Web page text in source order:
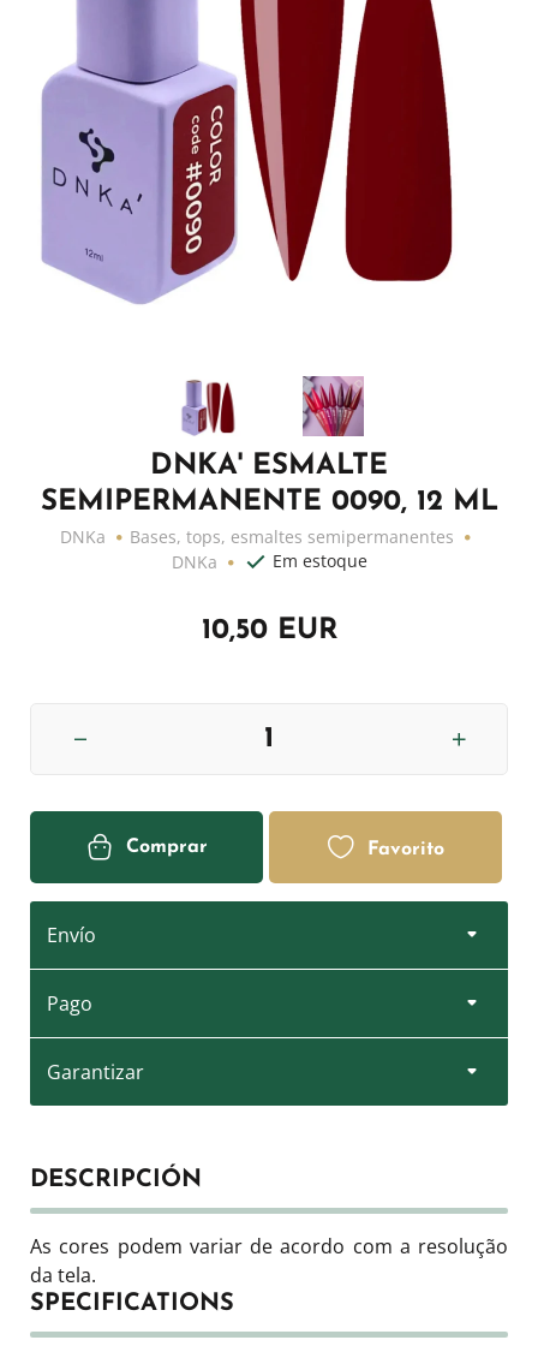
DNKA' ESMALTE
SEMIPERMANENTE 0090, 12 ML
DNKa
Bases, tops, esmaltes semipermanentes
DNKa
Em estoque
10,50 EUR
Comprar Favorito
Envío
Pago
Garantizar
DESCRIPCIÓN
As cores podem variar de acordo com a resolução
da tela.
SPECIFICATIONS